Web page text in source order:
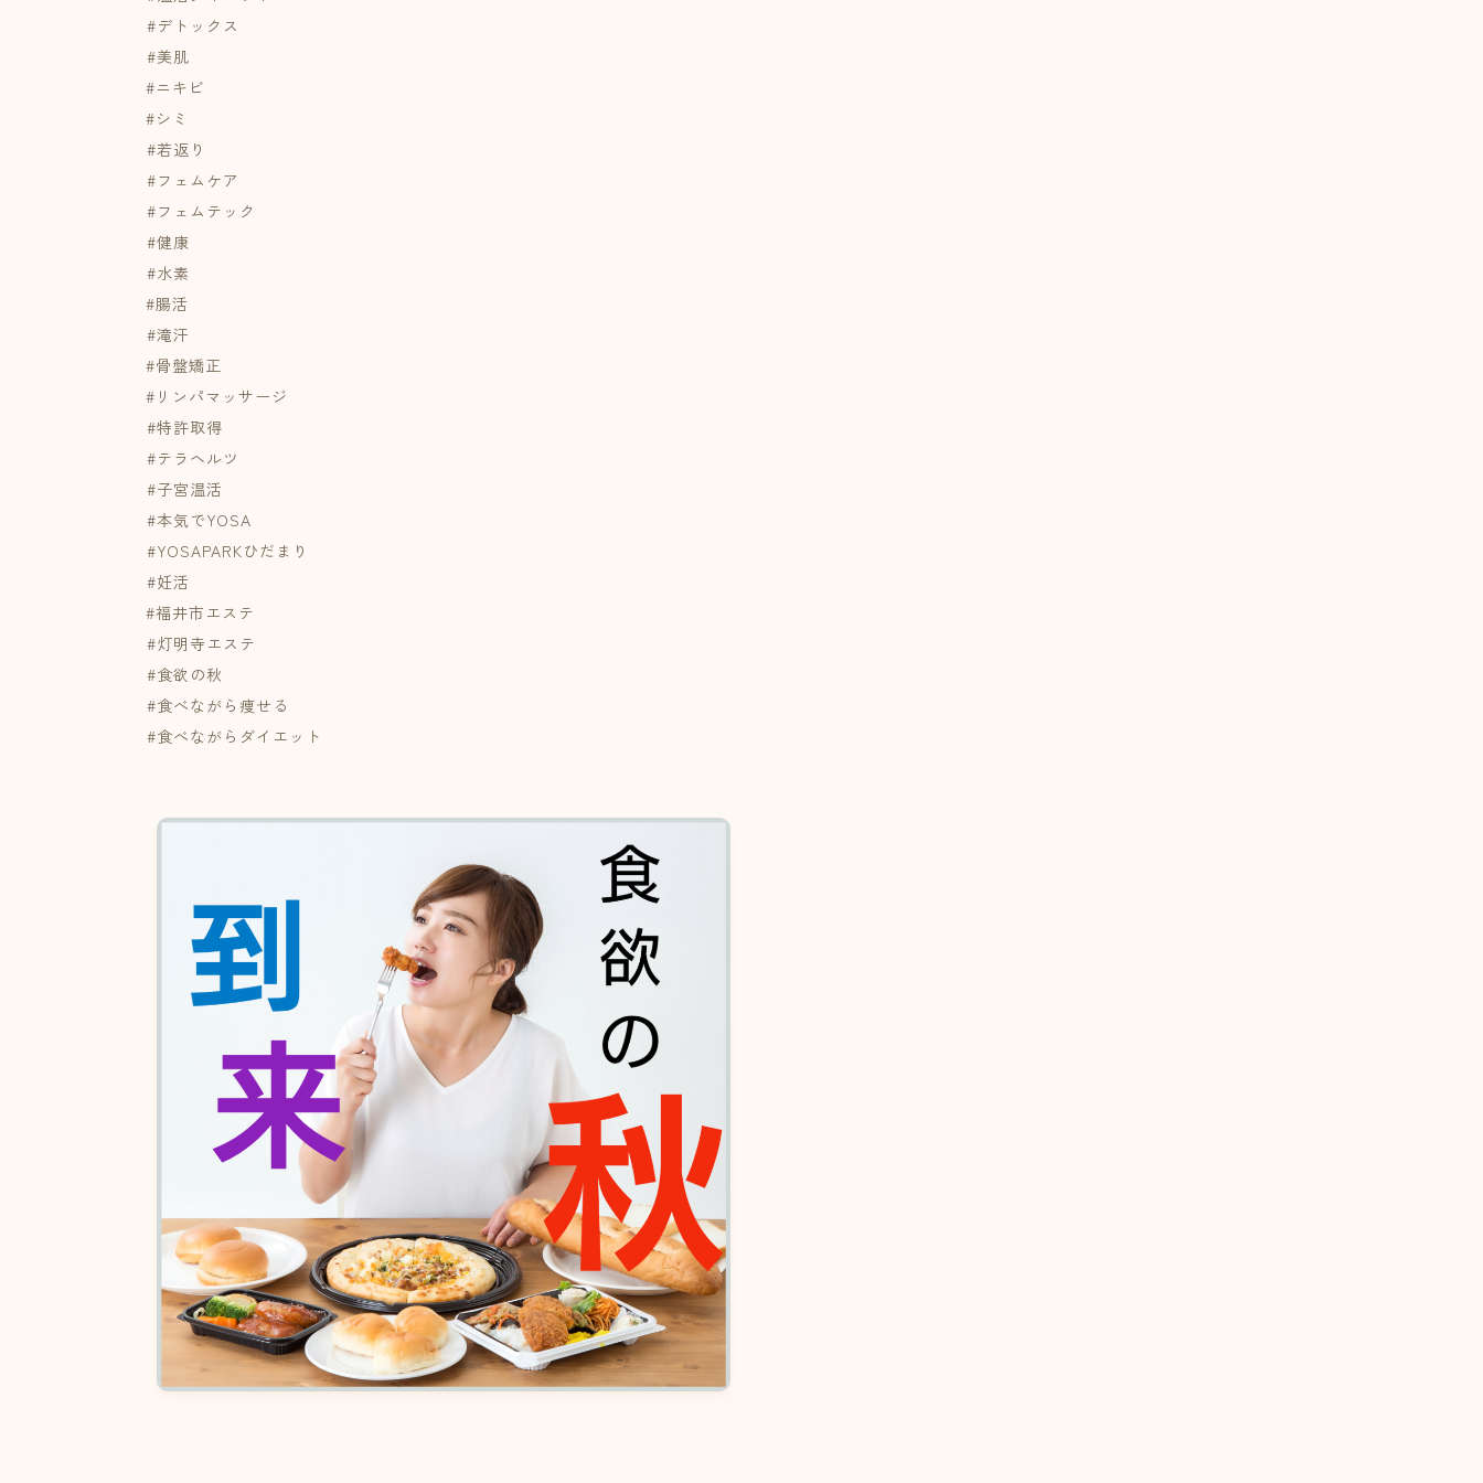
⁡#デトックス
⁡#美肌
#ニキビ
#シミ
⁡#若返り
⁡#フェムケア⁡
⁡#フェムテック
⁡#健康
⁡#水素
#腸活
⁡#滝汗
#骨盤矯正
#リンパマッサージ
⁡#特許取得
⁡#テラヘルツ
⁡#子宮温活
⁡#本気でYOSA
⁡#YOSAPARKひだまり
⁡#妊活
#福井市エステ
⁡#灯明寺エステ⁡
⁡#食欲の秋 ⁡
⁡#食べながら痩せる ⁡
⁡#食べながらダイエット